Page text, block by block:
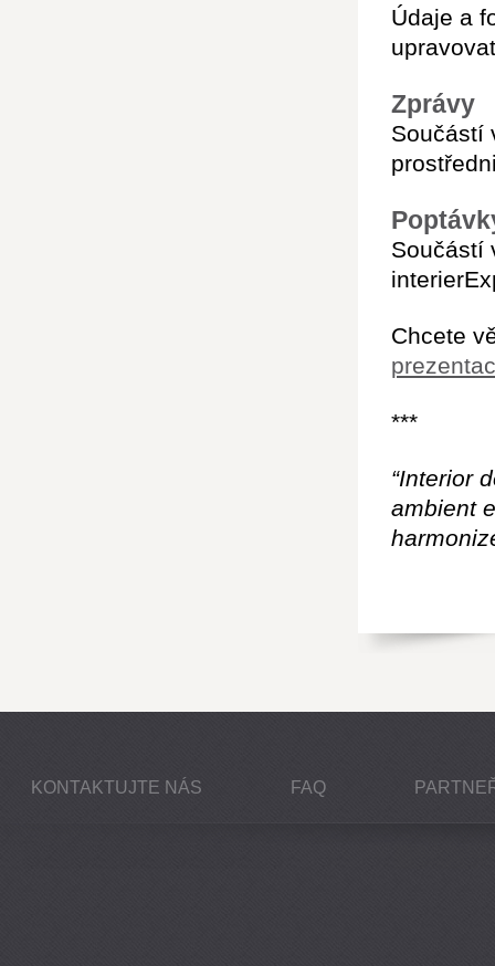
Údaje a
Zprávy
Součástí
Součástí
Chcete
***
“Interior
ambient
KONTAKTUJTE NÁS FAQ